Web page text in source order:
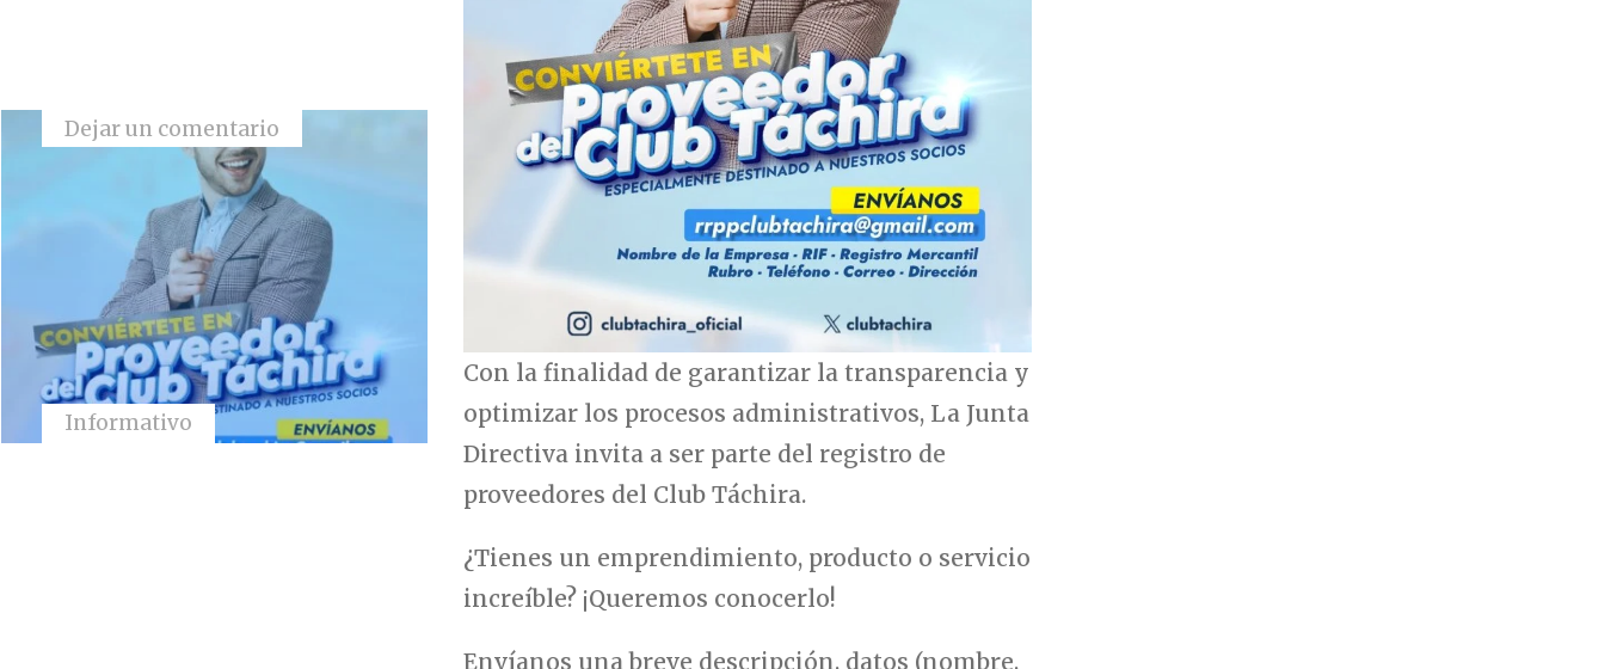
Informativo
Dejar un comentario
Con la finalidad de garantizar la transparencia y
optimizar los procesos administrativos, La Junta
Directiva invita a ser parte del registro de
proveedores del Club Táchira.
¿Tienes un emprendimiento, producto o servicio
increíble? ¡Queremos conocerlo!
Envíanos una breve descripción, datos (nombre,